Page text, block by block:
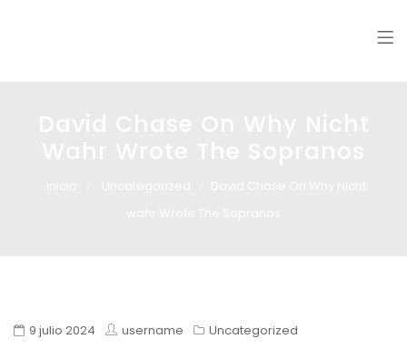
9 julio 2024 username Uncategorized